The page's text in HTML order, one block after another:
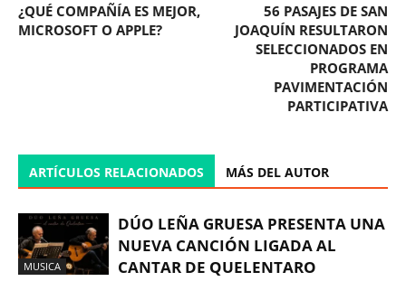
¿QUÉ COMPAÑÍA ES MEJOR,
MICROSOFT O APPLE?
56 PASAJES DE SAN
JOAQUÍN RESULTARON
SELECCIONADOS EN
PROGRAMA
PAVIMENTACIÓN
PARTICIPATIVA
ARTÍCULOS RELACIONADOS MÁS DEL AUTOR
MUSICA
DÚO LEÑA GRUESA PRESENTA UNA
NUEVA CANCIÓN LIGADA AL
CANTAR DE QUELENTARO